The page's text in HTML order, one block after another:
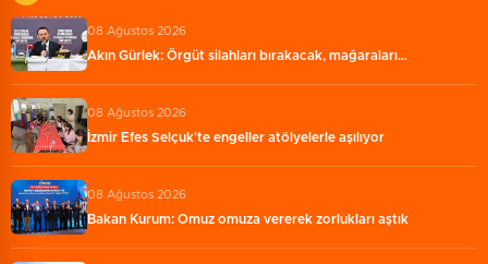
08 Ağustos 2026
Akın Gürlek: Örgüt silahları bırakacak, mağaraları…
08 Ağustos 2026
İzmir Efes Selçuk'te engeller atölyelerle aşılıyor
08 Ağustos 2026
Bakan Kurum: Omuz omuza vererek zorlukları aştık